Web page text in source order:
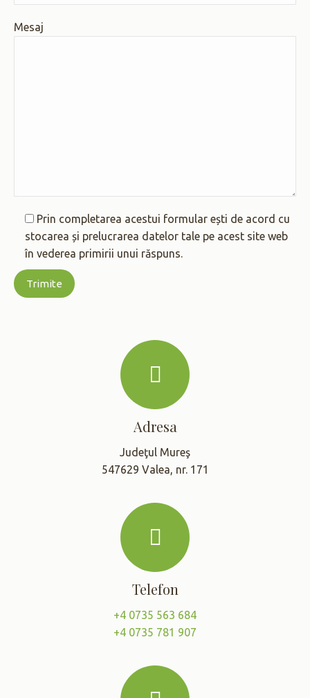
Mesaj
Prin completarea acestui formular ești de acord cu
stocarea și prelucrarea datelor tale pe acest site web
în vederea primirii unui răspuns.
Adresa
Judeţul Mureş
547629 Valea, nr. 171
Telefon
+4 0735 563 684
+4 0735 781 907